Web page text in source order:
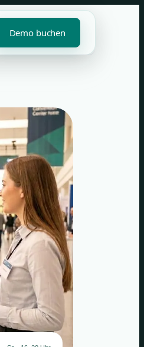
Demo buchen